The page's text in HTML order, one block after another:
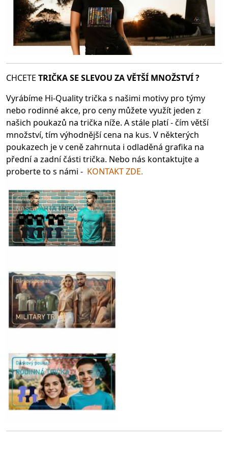
CHCETE TRIČKA SE SLEVOU ZA VĚTŠÍ MNOŽSTVÍ ?
Vyrábíme Hi-Quality trička s našimi motivy pro týmy
nebo rodinné akce, pro ceny můžete využít jeden z
našich poukazů na trička níže. A stále platí - čím větší
množství, tím výhodnější cena na kus. V některých
poukazech je v ceně zahrnuta i odladěná grafika na
přední a zadní části trička. Nebo nás kontaktujte a
proberte to s námi - KONTAKT ZDE.